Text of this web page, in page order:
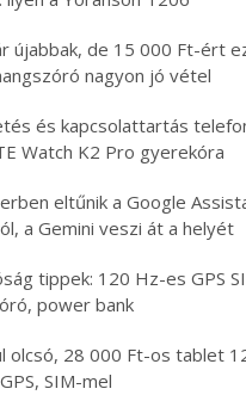
újabbak, de 15 000 Ft-ért
nagyon jó vétel
és kapcsolattartás
Watch K2 Pro gyerekóra
eltűnik a Google
a Gemini veszi át a helyét
tippek: 120 Hz-es GPS
power bank
olcsó, 28 000 Ft-os tablet
SIM-mel